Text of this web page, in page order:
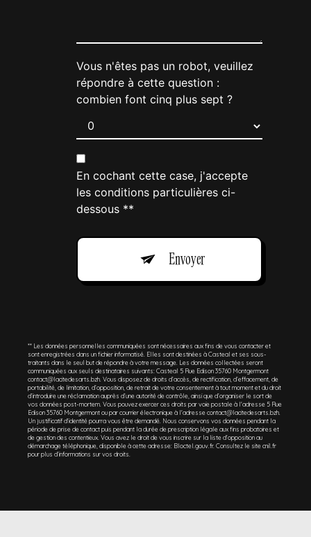
Vous n'êtes pas un robot, veuillez
répondre à cette question :
combien font cinq plus sept ?
En cochant cette case, j'accepte
les conditions particulières ci-
dessous **
Envoyer
** Les données personnelles communiquées sont nécessaires aux fins de vous contacter et
sont enregistrées dans un fichier informatisé. Elles sont destinées à Casteal et ses sous-
traitants dans le seul but de répondre à votre message. Les données collectées seront
communiquées aux seuls destinataires suivants: Casteal 5 Rue Edison 35760 Montgermont
contact@lacitedesarts.bzh. Vous disposez de droits d’accès, de rectification, d’effacement, de
portabilité, de limitation, d’opposition, de retrait de votre consentement à tout moment et du droit
d’introduire une réclamation auprès d’une autorité de contrôle, ainsi que d’organiser le sort de
vos données post-mortem. Vous pouvez exercer ces droits par voie postale à l'adresse 5 Rue
Edison 35760 Montgermont ou par courrier électronique à l'adresse contact@lacitedesarts.bzh.
Un justificatif d'identité pourra vous être demandé. Nous conservons vos données pendant la
période de prise de contact puis pendant la durée de prescription légale aux fins probatoires et
de gestion des contentieux. Vous avez le droit de vous inscrire sur la liste d'opposition au
démarchage téléphonique, disponible à cette adresse: Bloctel.gouv.fr. Consultez le site cnil.fr
pour plus d’informations sur vos droits.